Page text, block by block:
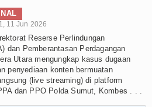
11 Jun 2026
Reserse Perlindungan
dan Pemberantasan Perdagangan
Utara mengungkap kasus dugaan
penyediaan konten bermuatan
(live streaming) di platform
dan PPO Polda Sumut, Kombes . . .